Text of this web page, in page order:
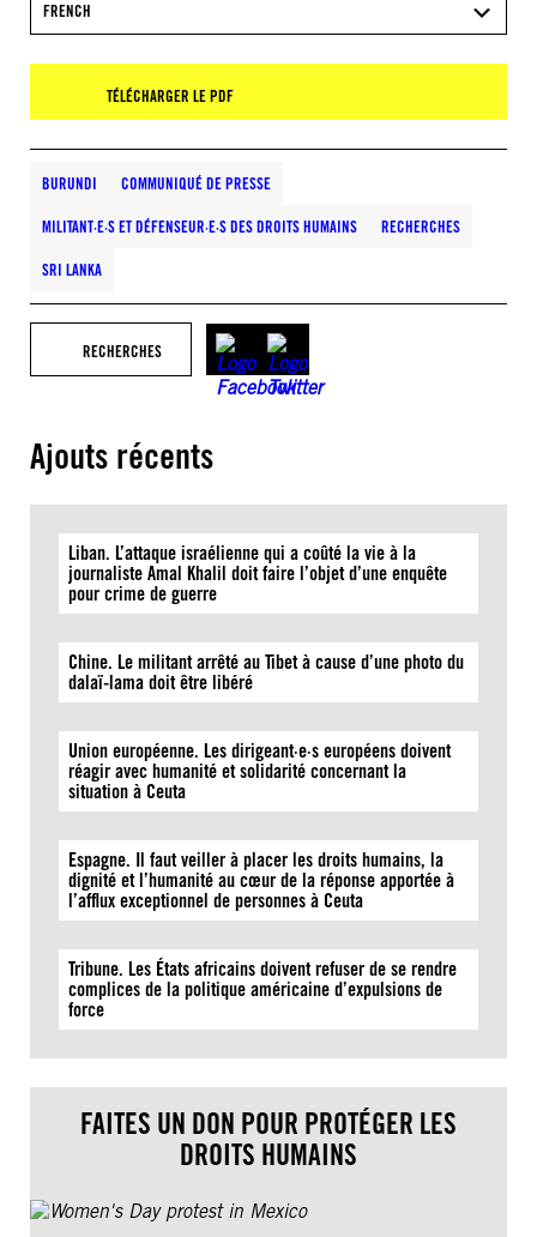
FRENCH
TÉLÉCHARGER LE PDF
BURUNDI COMMUNIQUÉ DE PRESSE
MILITANT·E·S ET DÉFENSEUR·E·S DES DROITS HUMAINS RECHERCHES
SRI LANKA
RECHERCHES
Ajouts récents
Liban. L’attaque israélienne qui a coûté la vie à la
journaliste Amal Khalil doit faire l’objet d’une enquête
pour crime de guerre
Chine. Le militant arrêté au Tibet à cause d’une photo du
dalaï-lama doit être libéré
Union européenne. Les dirigeant·e·s européens doivent
réagir avec humanité et solidarité concernant la
situation à Ceuta
Espagne. Il faut veiller à placer les droits humains, la
dignité et l’humanité au cœur de la réponse apportée à
l’afflux exceptionnel de personnes à Ceuta
Tribune. Les États africains doivent refuser de se rendre
complices de la politique américaine d’expulsions de
force
FAITES UN DON POUR PROTÉGER LES
DROITS HUMAINS